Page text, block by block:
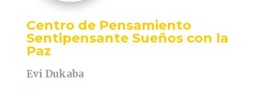
Centro de Pensamiento
Sentipensante Sueños con la
Paz
Evi Dukaba